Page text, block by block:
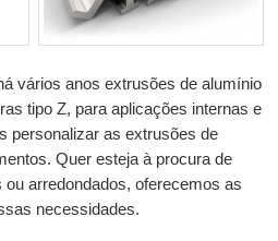
vários anos extrusões de alumínio
tipo Z, para aplicações internas e
personalizar as extrusões de
Quer esteja à procura de
arredondados, oferecemos as
necessidades.